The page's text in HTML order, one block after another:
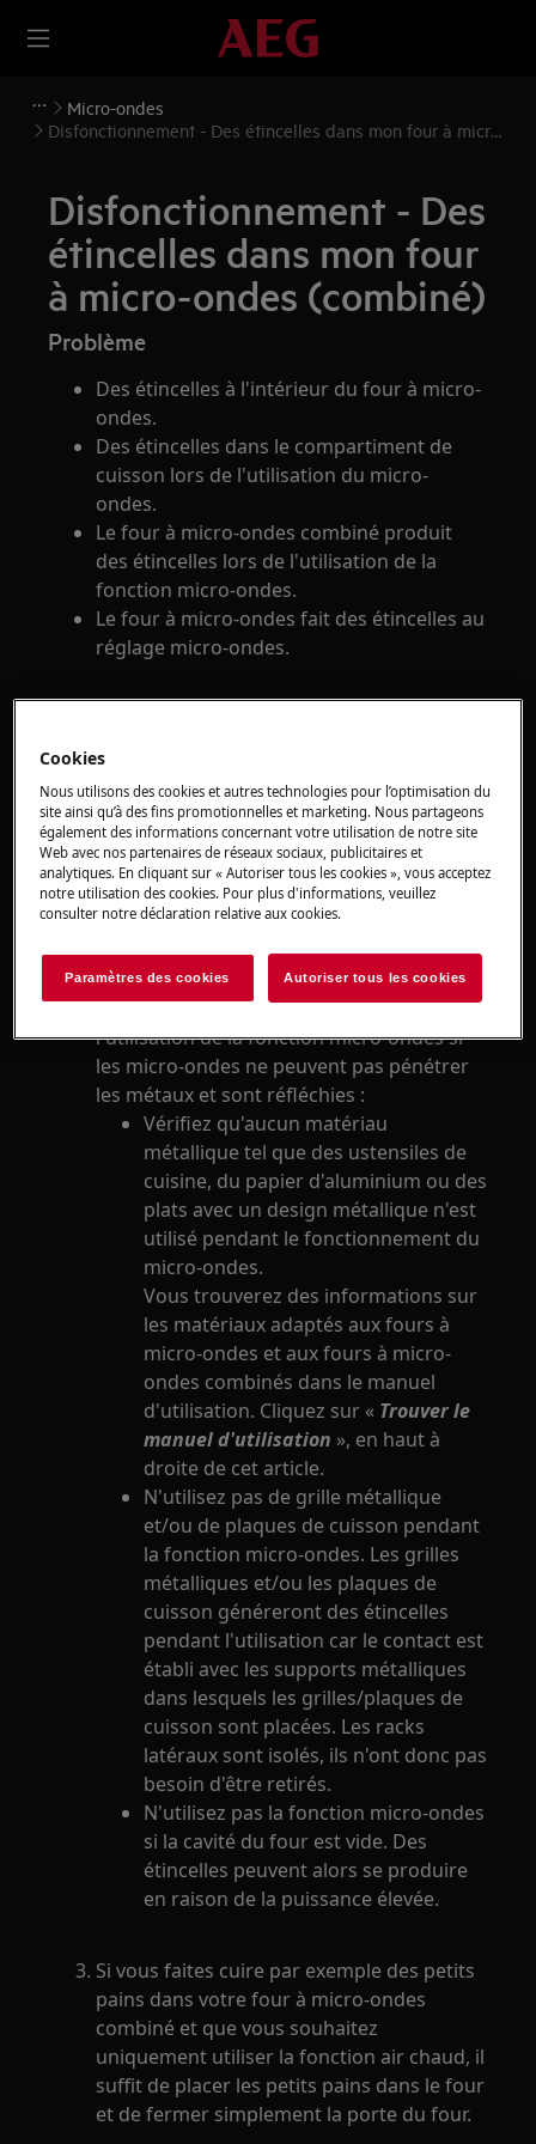
Micro-ondes
Disfonctionnement - Des étincelles dans mon four à micro-
Disfonctionnement - Des
étincelles dans mon four
à micro-ondes (combiné)
Problème
Des étincelles à l'intérieur du four à micro-
ondes.
Des étincelles dans le compartiment de
cuisson lors de l'utilisation du micro-
ondes.
Le four à micro-ondes combiné produit
des étincelles lors de l'utilisation de la
fonction micro-ondes.
Le four à micro-ondes fait des étincelles au
réglage micro-ondes.
S'applique à
Four à micro-ondes combiné
Four micro-ondes
Solution
Si vous voyez des étincelles dans le micro-
ondes, débranchez immédiatement
l'appareil.
Des étincelles peuvent se produire lors de
l'utilisation de la fonction micro-ondes si
les micro-ondes ne peuvent pas pénétrer
les métaux et sont réfléchies :
Vérifiez qu'aucun matériau
métallique tel que des ustensiles de
cuisine, du papier d'aluminium ou des
plats avec un design métallique n'est
utilisé pendant le fonctionnement du
micro-ondes.
Vous trouverez des informations sur
les matériaux adaptés aux fours à
micro-ondes et aux fours à micro-
ondes combinés dans le manuel
d'utilisation. Cliquez sur « Trouver le
manuel d'utilisation », en haut à
droite de cet article.
N'utilisez pas de grille métallique
et/ou de plaques de cuisson pendant
la fonction micro-ondes. Les grilles
métalliques et/ou les plaques de
cuisson généreront des étincelles
pendant l'utilisation car le contact est
établi avec les supports métalliques
dans lesquels les grilles/plaques de
cuisson sont placées. Les racks
latéraux sont isolés, ils n'ont donc pas
besoin d'être retirés.
N'utilisez pas la fonction micro-ondes
si la cavité du four est vide. Des
étincelles peuvent alors se produire
en raison de la puissance élevée.
Si vous faites cuire par exemple des petits
pains dans votre four à micro-ondes
combiné et que vous souhaitez
uniquement utiliser la fonction air chaud, il
suffit de placer les petits pains dans le four
et de fermer simplement la porte du four.
Cookies
Nous utilisons des cookies et autres technologies pour l’optimisation du
site ainsi qu’à des fins promotionnelles et marketing. Nous partageons
également des informations concernant votre utilisation de notre site
Web avec nos partenaires de réseaux sociaux, publicitaires et
analytiques. En cliquant sur « Autoriser tous les cookies », vous acceptez
notre utilisation des cookies. Pour plus d'informations, veuillez
consulter notre déclaration relative aux cookies.
Paramètres des cookies Autoriser tous les cookies